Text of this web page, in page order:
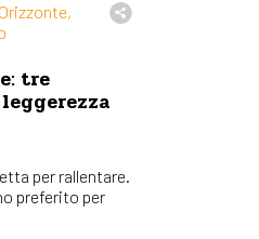
tre
per rallentare.
preferito per